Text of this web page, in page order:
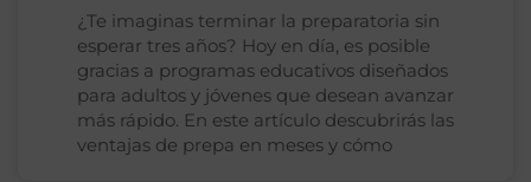
¿Te imaginas terminar la preparatoria sin
esperar tres años? Hoy en día, es posible
gracias a programas educativos diseñados
para adultos y jóvenes que desean avanzar
más rápido. En este artículo descubrirás las
ventajas de prepa en meses y cómo